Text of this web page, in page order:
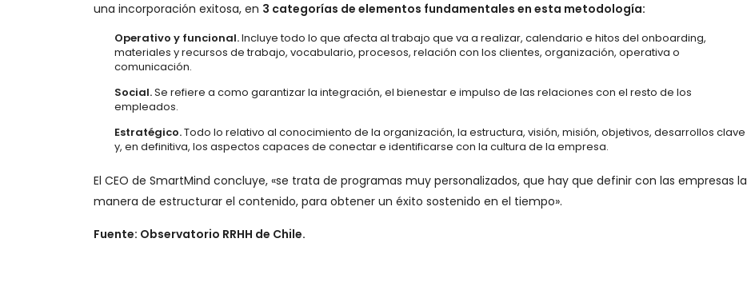
una incorporación exitosa, en 3 categorías de elementos fundamentales en esta metodología:
Operativo y funcional.Incluye todo lo que afecta al trabajo que va a realizar, calendario e hitos del onboarding,
materiales y recursos de trabajo, vocabulario, procesos, relación con los clientes, organización, operativa o
comunicación.
Social.Se refiere a como garantizar la integración, el bienestar e impulso de las relaciones con el resto de los
empleados.
Estratégico.Todo lo relativo al conocimiento de la organización, la estructura, visión, misión, objetivos, desarrollos clave
y, en definitiva, los aspectos capaces de conectar e identificarse con la cultura de la empresa.
El CEO de SmartMind concluye, «se trata de programas muy personalizados, que hay que definir con las empresas la
manera de estructurar el contenido, para obtener un éxito sostenido en el tiempo».
Fuente: Observatorio RRHH de Chile.